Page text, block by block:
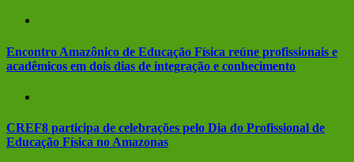
Encontro Amazônico de Educação Física reúne profissionais e
acadêmicos em dois dias de integração e conhecimento
CREF8 participa de celebrações pelo Dia do Profissional de
Educação Física no Amazonas